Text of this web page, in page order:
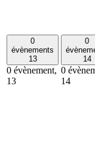
0
évènements
13
0 évènement,
13
0
14
0
14